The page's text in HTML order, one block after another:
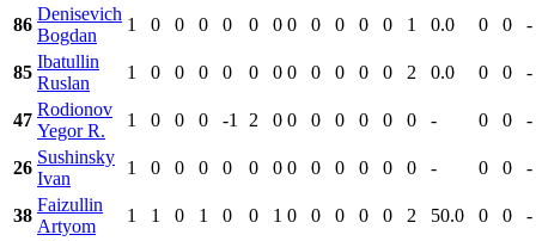
86
Denisevich
Bogdan
1 0 0 0 0 0 0 0 0 0 0 0 1 0.0 0 0 -
85
Ibatullin
Ruslan
1 0 0 0 0 0 0 0 0 0 0 0 2 0.0 0 0 -
47
Rodionov
Yegor R.
1 0 0 0 -1 2 0 0 0 0 0 0 0 - 0 0 -
26
Sushinsky
Ivan
1 0 0 0 0 0 0 0 0 0 0 0 0 - 0 0 -
38
Faizullin
Artyom
1 1 0 1 0 0 1 0 0 0 0 0 2 50.0 0 0 -